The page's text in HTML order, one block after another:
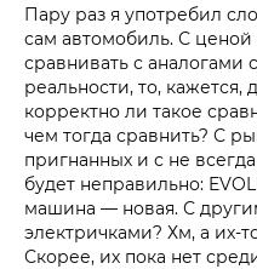
Пару раз я употребил
сам автомобиль. С ценой
сравнивать с
реальности, то, кажется,
корректно ли такое
чем тогда сравнить? С
пригнанных и с не
будет неправильно:
машина — новая. С
электричками? Хм, а их-
Скорее, их пока нет